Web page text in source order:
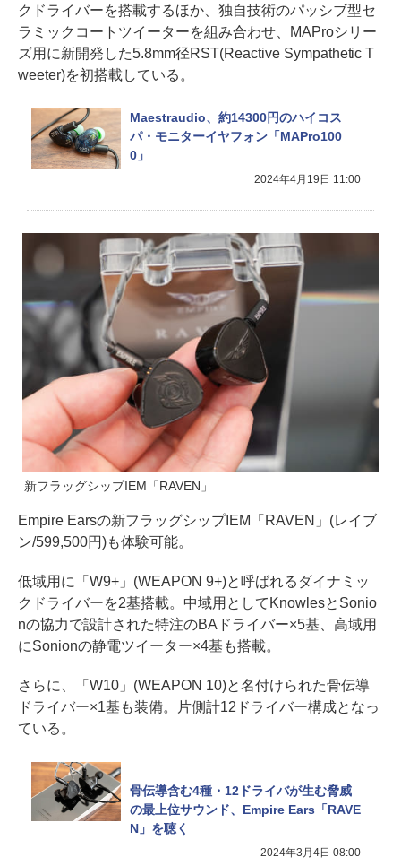
クドライバーを搭載するほか、独自技術のパッシブ型セ
ラミックコートツイーターを組み合わせ、MAProシリー
ズ用に新開発した5.8mm径RST(Reactive Sympathetic T
weeter)を初搭載している。
Maestraudio、約14300円のハイコス
パ・モニターイヤフォン「MAPro100
0」
2024年4月19日 11:00
新フラッグシップIEM「RAVEN」
Empire Earsの新フラッグシップIEM「RAVEN」(レイブ
ン/599,500円)も体験可能。
低域用に「W9+」(WEAPON 9+)と呼ばれるダイナミッ
クドライバーを2基搭載。中域用としてKnowlesとSonio
nの協力で設計された特注のBAドライバー×5基、高域用
にSonionの静電ツイーター×4基も搭載。
さらに、「W10」(WEAPON 10)と名付けられた骨伝導
ドライバー×1基も装備。片側計12ドライバー構成となっ
ている。
骨伝導含む4種・12ドライバが生む脅威
の最上位サウンド、Empire Ears「RAVE
N」を聴く
2024年3月4日 08:00